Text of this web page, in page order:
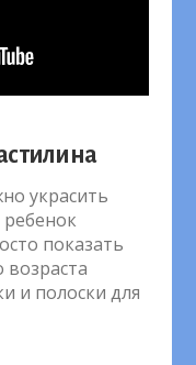
украсить
ребенок
показать
и полоски для